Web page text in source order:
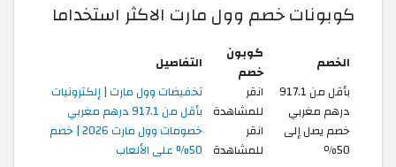
كوبونات خصم وول مارت الاكثر استخداما
الخصم
كوبون
خصم
التفاصيل
بأقل من 917.1
درهم مغربي
انقر
للمشاهدة
تخفيضات وول مارت | إلكترونيات
بأقل من 917.1 درهم مغربي
خصم يصل إلى
50٪
انقر
للمشاهدة
خصومات وول مارت 2026 | خصم
50% على الألعاب